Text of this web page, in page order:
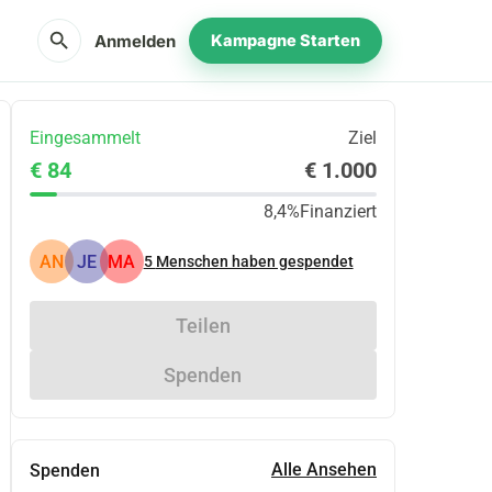
search Anmelden Kampagne Starten
Eingesammelt Ziel
€ 84 € 1.000
8,4%Finanziert
AN JE MA 5 Menschen haben gespendet
Teilen
Spenden
Spenden Alle Ansehen